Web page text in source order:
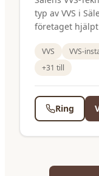
typ av VVS i
företaget
VVS VVS-
+31 till
Ring